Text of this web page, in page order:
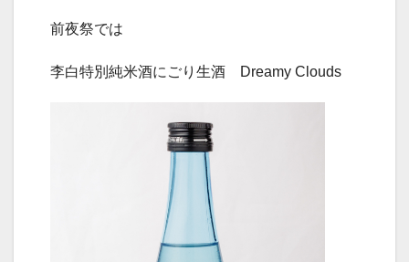
前夜祭では
李白特別純米酒にごり生酒 Dreamy Clouds